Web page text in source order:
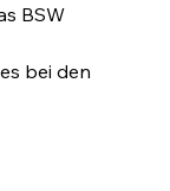
BSW
bei den